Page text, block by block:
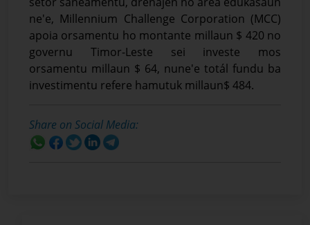
ne'e, Millennium Challenge Corporation (MCC)
apoia orsamentu ho montante millaun $ 420 no
governu Timor-Leste sei investe mos
orsamentu millaun $ 64, nune'e totál fundu ba
investimentu refere hamutuk millaun$ 484.
Share on Social Media: